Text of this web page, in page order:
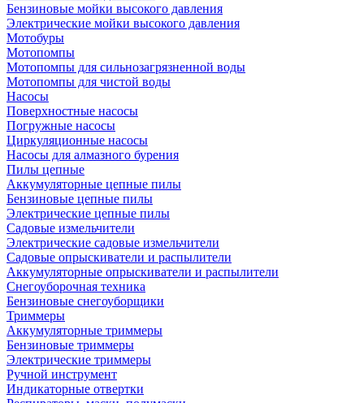
Бензиновые мойки высокого давления
Электрические мойки высокого давления
Мотобуры
Мотопомпы
Мотопомпы для сильнозагрязненной воды
Мотопомпы для чистой воды
Насосы
Поверхностные насосы
Погружные насосы
Циркуляционные насосы
Насосы для алмазного бурения
Пилы цепные
Аккумуляторные цепные пилы
Бензиновые цепные пилы
Электрические цепные пилы
Садовые измельчители
Электрические садовые измельчители
Садовые опрыскиватели и распылители
Аккумуляторные опрыскиватели и распылители
Снегоуборочная техника
Бензиновые снегоуборщики
Триммеры
Аккумуляторные триммеры
Бензиновые триммеры
Электрические триммеры
Ручной инструмент
Индикаторные отвертки